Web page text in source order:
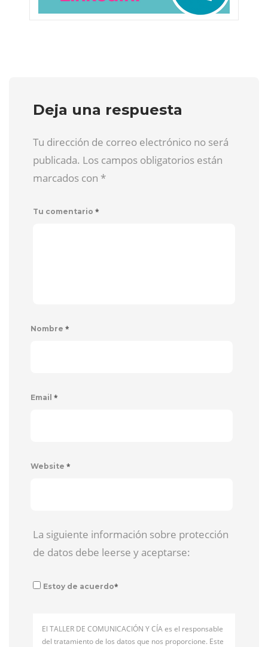
Deja una respuesta
Tu dirección de correo electrónico no será
publicada. Los campos obligatorios están
marcados con *
Tu comentario *
Nombre *
Email *
Website *
La siguiente información sobre protección
de datos debe leerse y aceptarse:
Estoy de acuerdo*
El TALLER DE COMUNICACIÓN Y CÍA es el responsable
del tratamiento de los datos que nos proporcione. Este